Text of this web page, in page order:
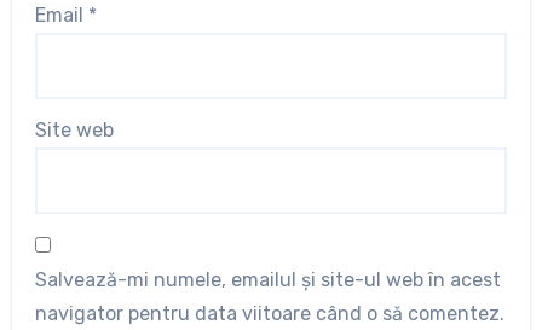
Email *
Site web
Salvează-mi numele, emailul și site-ul web în acest
navigator pentru data viitoare când o să comentez.